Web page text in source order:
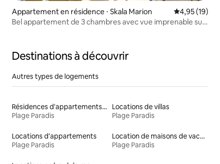
Appartement en résidence ⋅ Skala Marion Évaluation
4,95 (19)
Bel appartement de 3 chambres avec vue imprenable sur
Destinations à découvrir
Autres types de logements
Résidences d'appartements en location
Plage Paradis
Locations de villas
Plage Paradis
Locations d'appartements
Plage Paradis
Location de maisons de vacances
Plage Paradis